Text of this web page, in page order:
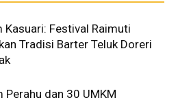
Kasuari: Festival Raimuti
Tradisi Barter Teluk Doreri
Perahu dan 30 UMKM